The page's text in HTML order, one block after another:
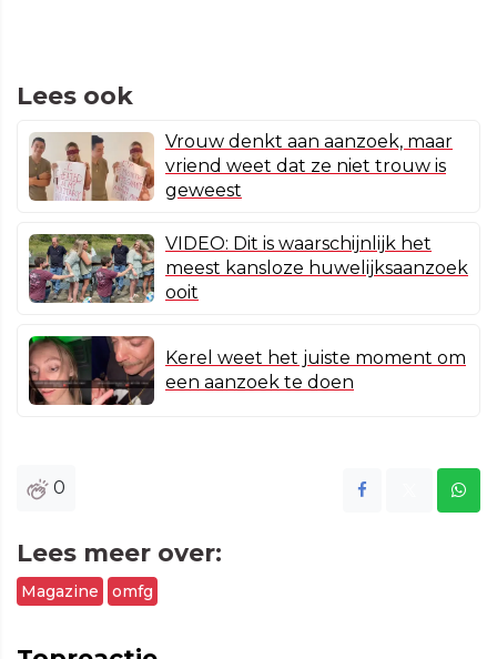
Lees ook
Vrouw denkt aan aanzoek, maar
vriend weet dat ze niet trouw is
geweest
VIDEO: Dit is waarschijnlijk het
meest kansloze huwelijksaanzoek
ooit
Kerel weet het juiste moment om
een aanzoek te doen
0
Lees meer over:
Magazine omfg